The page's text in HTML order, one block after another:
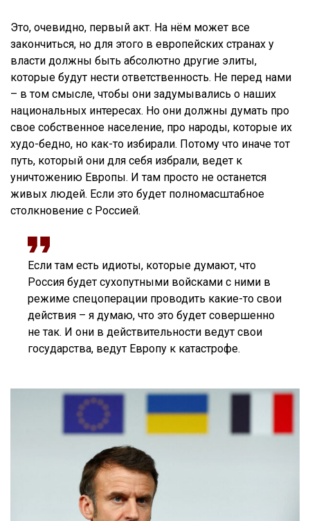
Это, очевидно, первый акт. На нём может все
закончиться, но для этого в европейских странах у
власти должны быть абсолютно другие элиты,
которые будут нести ответственность. Не перед нами
– в том смысле, чтобы они задумывались о наших
национальных интересах. Но они должны думать про
свое собственное население, про народы, которые их
худо-бедно, но как-то избирали. Потому что иначе тот
путь, который они для себя избрали, ведет к
уничтожению Европы. И там просто не останется
живых людей. Если это будет полномасштабное
столкновение с Россией.
Если там есть идиоты, которые думают, что
Россия будет сухопутными войсками с ними в
режиме спецоперации проводить какие-то свои
действия – я думаю, что это будет совершенно
не так. И они в действительности ведут свои
государства, ведут Европу к катастрофе.